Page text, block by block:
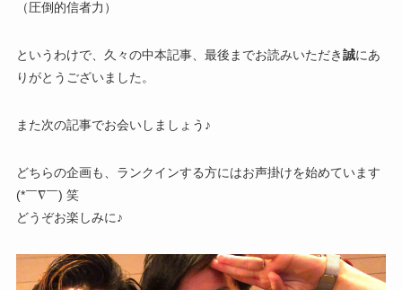
（圧倒的信者力）
というわけで、久々の中本記事、最後までお読みいただき誠にあ
りがとうございました。
また次の記事でお会いしましょう♪
どちらの企画も、ランクインする方にはお声掛けを始めています
(*￣∇￣) 笑
どうぞお楽しみに♪